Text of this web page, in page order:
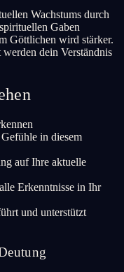
Wachstums durch
Gaben
Göttlichen wird stärker.
dein Verständnis
in diesem
auf Ihre aktuelle
Erkenntnisse in Ihr
und unterstützt